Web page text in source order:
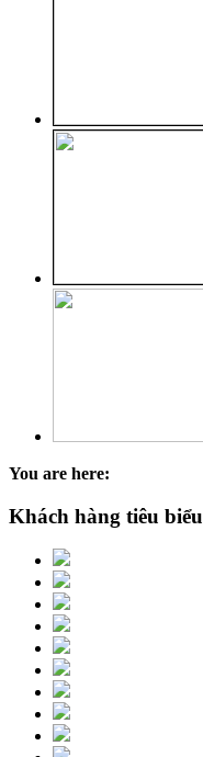
You are here:
Khách hàng tiêu biểu